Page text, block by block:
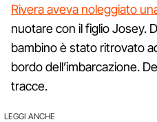
Rivera aveva noleggiato
nuotare con il figlio Josey.
bambino è stato ritrovato
bordo dell’imbarcazione.
tracce.
LEGGI ANCHE